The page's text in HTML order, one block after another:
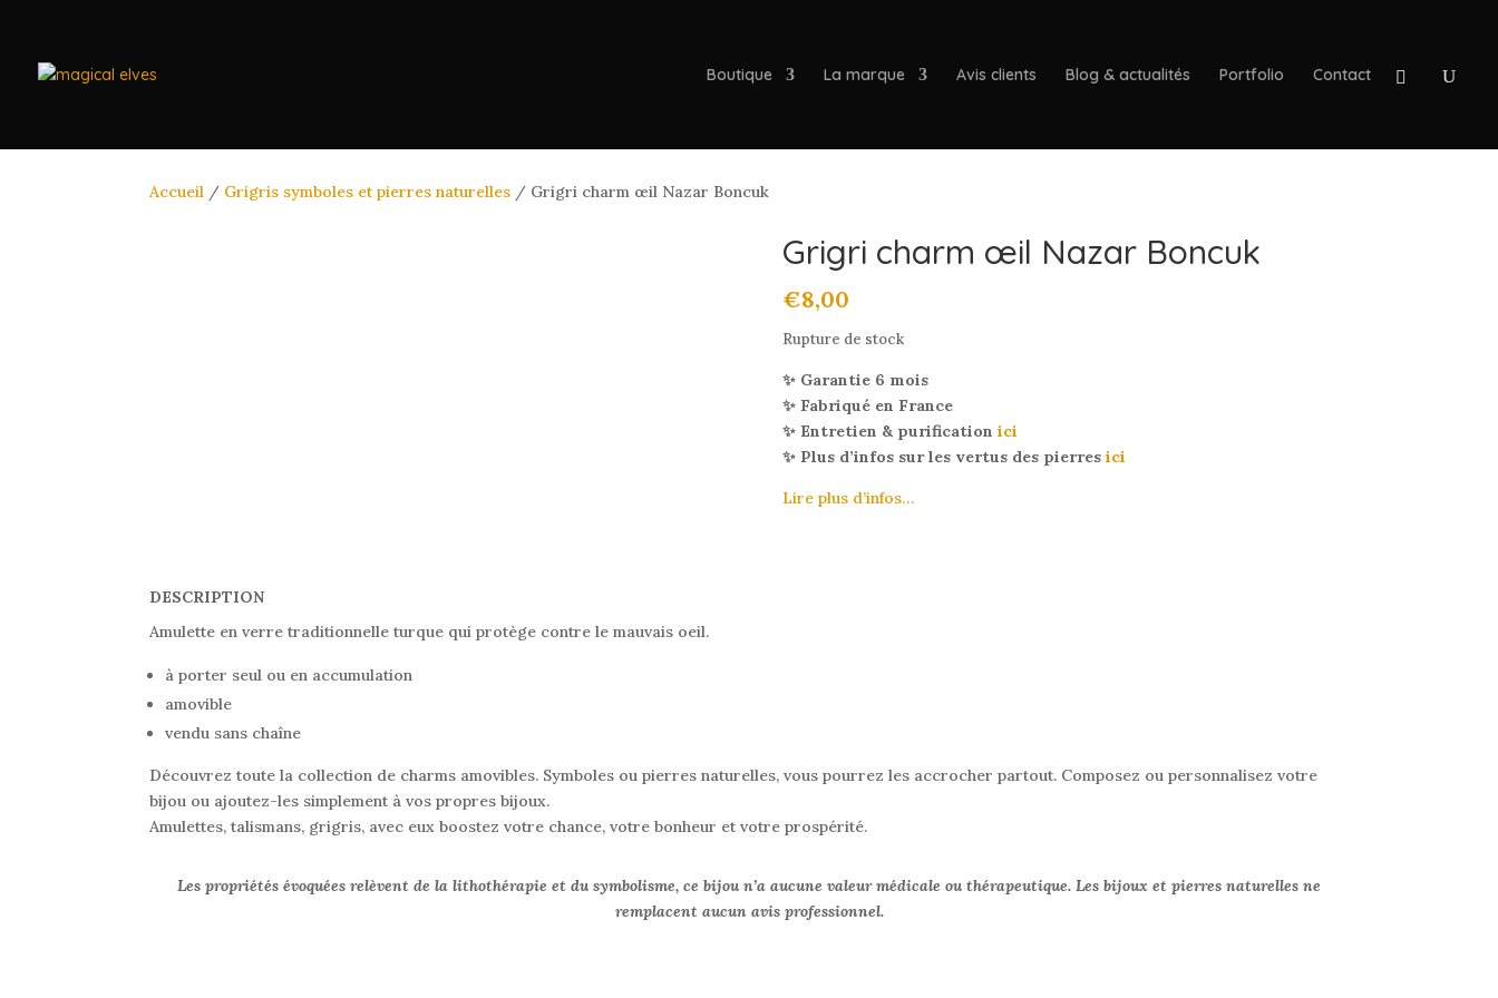
Boutique La marque Avis clients Blog & actualités Portfolio Contact
Accueil / Grigris symboles et pierres naturelles / Grigri charm œil Nazar Boncuk
Grigri charm œil Nazar Boncuk
€8,00
Rupture de stock
✨ Garantie 6 mois
✨ Fabriqué en France
✨ Entretien & purification ici
✨ Plus d’infos sur les vertus des pierresici
Lire plus d’infos…
DESCRIPTION
Amulette en verre traditionnelle turque qui protège contre le mauvais oeil.
à porter seul ou en accumulation
amovible
vendu sans chaîne
Découvrez toute la collection de charms amovibles. Symboles ou pierres naturelles, vous pourrez les accrocher partout. Composez ou personnalisez votre
bijou ou ajoutez-les simplement à vos propres bijoux.
Amulettes, talismans, grigris, avec eux boostez votre chance, votre bonheur et votre prospérité.
Les propriétés évoquées relèvent de la lithothérapie et du symbolisme, ce bijou n’a aucune valeur médicale ou thérapeutique. Les bijoux et pierres naturelles ne
remplacent aucun avis professionnel.